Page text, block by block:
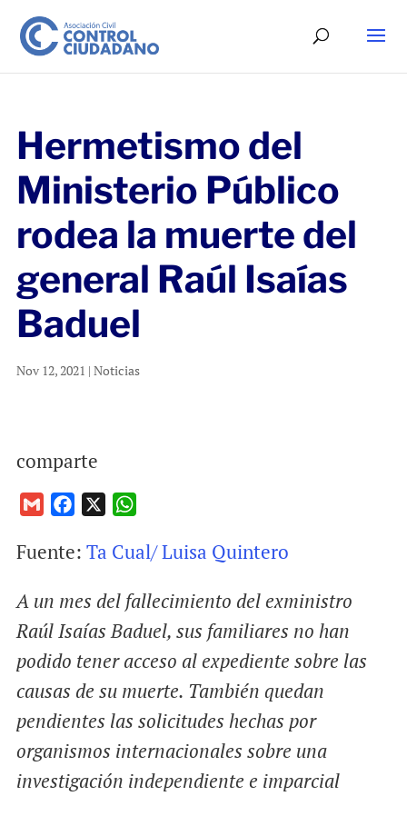
Hermetismo del
Ministerio Público
rodea la muerte del
general Raúl Isaías
Baduel
Nov 12, 2021 | Noticias
comparte
a
l
c
b
k
a
s
A
p
Fuente: Ta Cual/ Luisa Quintero
A un mes del fallecimiento del exministro
Raúl Isaías Baduel, sus familiares no han
podido tener acceso al expediente sobre las
causas de su muerte. También quedan
pendientes las solicitudes hechas por
organismos internacionales sobre una
investigación independiente e imparcial